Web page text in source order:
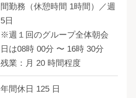
間勤務（休憩時間 1時間）／週
5日
※週１回のグループ全体朝会
日は08時 00分 〜 16時 30分
残業：月 20 時間程度
年間休日 125 日